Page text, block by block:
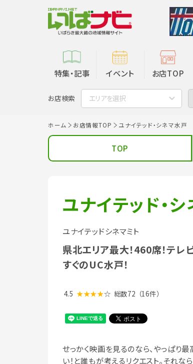
特集・記事 イベント お店TOP
お店検索 エリアを選択
ホーム お店情報TOP ユナイテッド・シネマ水戸
TOP
ユナイテッド・
ユナイテッドシネマミト
県北エリア最大！460席！テ
すぐのUC水戸！
4.5 ★★★★☆ 総数72 （16件）
せっかく映画を見るのなら、やっぱり
い！と誰もが考えるリクエスト。それな